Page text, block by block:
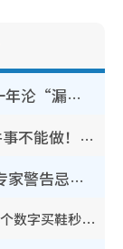
“居屋王”启德启悦苑入伙不足一年沦“漏水之王”！插座喷火花致大停电 多户业主全屋家电报废
鬼门开2026｜8.13鬼节禁忌 22件事不能做！烧肉、刺身要少食？半夜勿吹口哨/打给个电话
行李清洁｜车轮脏过马桶58倍！专家警告忌用酒精擦 教1招免脏手除菌
New Balance型号密码大公开！看懂2个数字买鞋秒知功能免中伏 附5大热门鞋款